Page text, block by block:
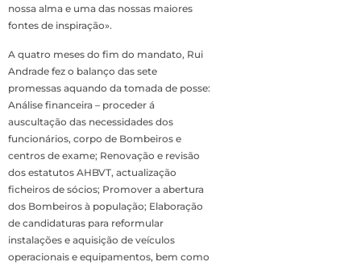
nossa alma e uma das nossas maiores
fontes de inspiração».
A quatro meses do fim do mandato, Rui
Andrade fez o balanço das sete
promessas aquando da tomada de posse:
Análise financeira – proceder á
auscultação das necessidades dos
funcionários, corpo de Bombeiros e
centros de exame; Renovação e revisão
dos estatutos AHBVT, actualização
ficheiros de sócios; Promover a abertura
dos Bombeiros à população; Elaboração
de candidaturas para reformular
instalações e aquisição de veículos
operacionais e equipamentos, bem como